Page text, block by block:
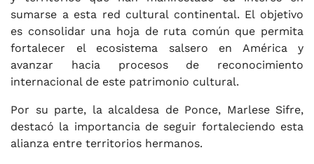
sumarse a esta red cultural continental. El objetivo
es consolidar una hoja de ruta común que permita
fortalecer el ecosistema salsero en América y
avanzar hacia procesos de reconocimiento
internacional de este patrimonio cultural.
Por su parte, la alcaldesa de Ponce, Marlese Sifre,
destacó la importancia de seguir fortaleciendo esta
alianza entre territorios hermanos.